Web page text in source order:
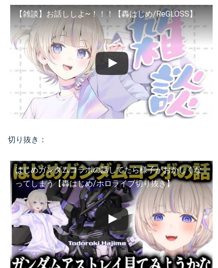
【雑談】お話ししよ~！！！【轟はじめ/ReGLOSS】
切り抜き：
はじめガンダムコラボの話してたら様子がおかしくな
ってしまう【轟はじめ/ホロライブ切り抜き】